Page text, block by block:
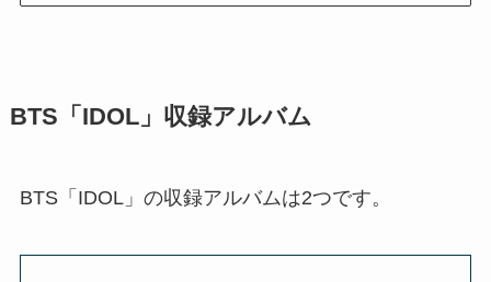
BTS「IDOL」収録アルバム
BTS「IDOL」の収録アルバムは2つです。